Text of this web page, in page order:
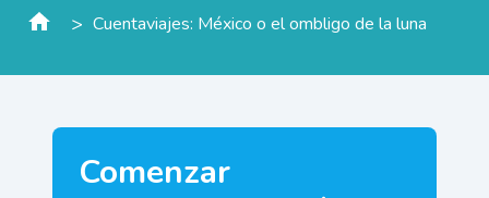
> Cuentaviajes: México o el ombligo de la luna
Comenzar